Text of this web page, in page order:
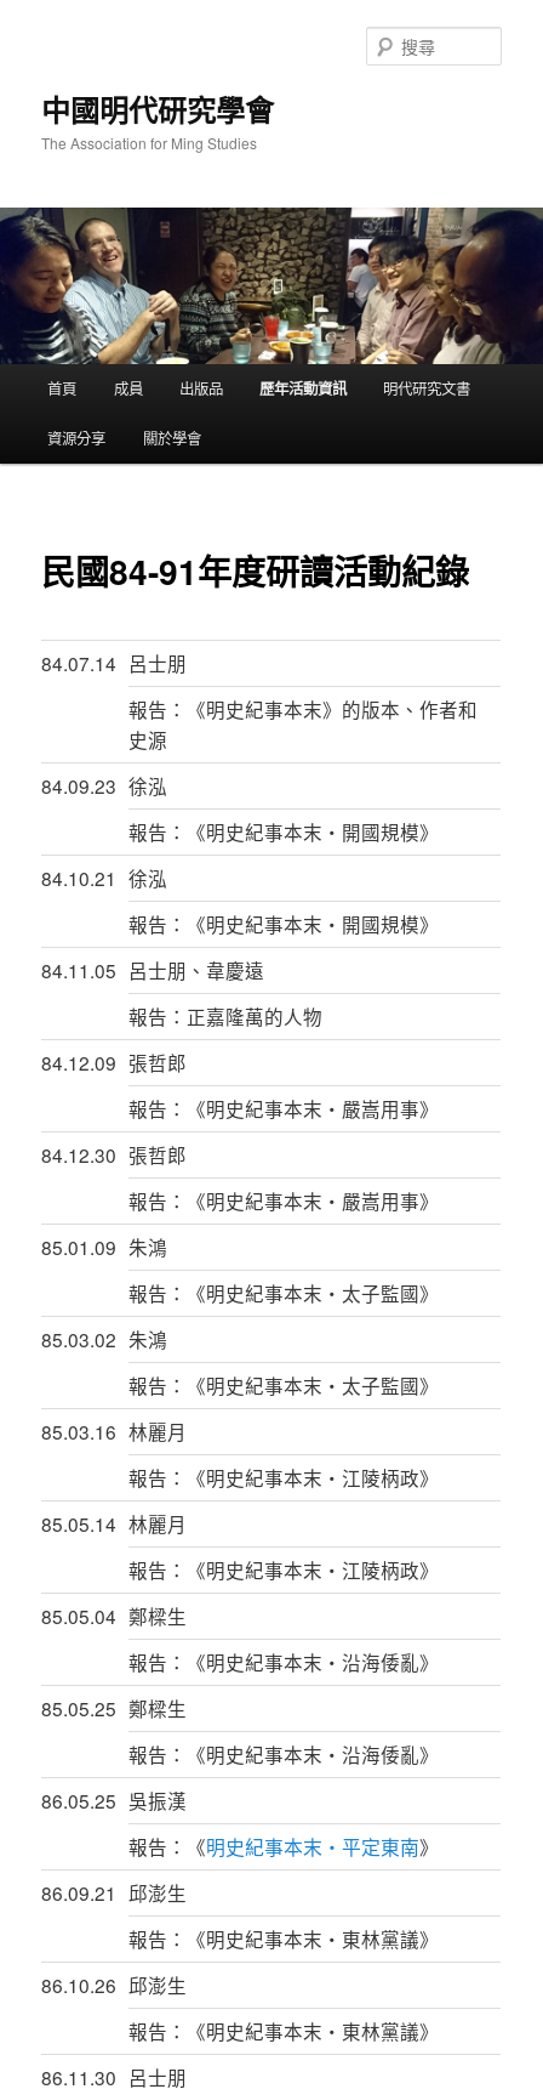
中國明代研究學會
The Association for Ming Studies
尋
首頁 成員 出版品 歷年活動資訊 明代研究文書
資源分享 關於學會
民國84-91年度研讀活動紀錄
84.07.14 呂士朋
報告：《明史紀事本末》的版本、作者和
史源
84.09.23 徐泓
報告：《明史紀事本末‧開國規模》
84.10.21 徐泓
報告：《明史紀事本末‧開國規模》
84.11.05 呂士朋、韋慶遠
報告：正嘉隆萬的人物
84.12.09 張哲郎
報告：《明史紀事本末‧嚴嵩用事》
84.12.30 張哲郎
報告：《明史紀事本末‧嚴嵩用事》
85.01.09 朱鴻
報告：《明史紀事本末‧太子監國》
85.03.02 朱鴻
報告：《明史紀事本末‧太子監國》
85.03.16 林麗月
報告：《明史紀事本末‧江陵柄政》
85.05.14 林麗月
報告：《明史紀事本末‧江陵柄政》
85.05.04 鄭樑生
報告：《明史紀事本末‧沿海倭亂》
85.05.25 鄭樑生
報告：《明史紀事本末‧沿海倭亂》
86.05.25 吳振漢
報告：《明史紀事本末‧平定東南》
86.09.21
邱澎生
報告：《明史紀事本末‧東林黨議》
86.10.26 邱澎生
報告：《明史紀事本末‧東林黨議》
86.11.30 呂士朋